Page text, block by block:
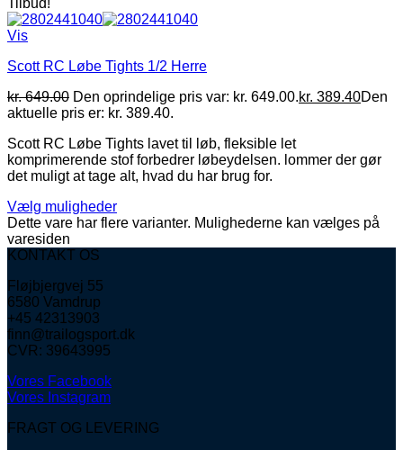
Tilbud!
Vis
Scott RC Løbe Tights 1/2 Herre
kr.649.00 Den oprindelige pris var: kr. 649.00.kr. 389.40Den
aktuelle pris er: kr. 389.40.
Scott RC Løbe Tights lavet til løb, fleksible let
komprimerende stof forbedrer løbeydelsen. lommer der gør
det muligt at tage alt, hvad du har brug for.
Vælg muligheder
Dette vare har flere varianter. Mulighederne kan vælges på
varesiden
KONTAKT OS
Fløjbjergvej 55
6580 Vamdrup
+45 42313903
finn@trailogsport.dk
CVR: 39643995
Vores Facebook
Vores Instagram
FRAGT OG LEVERING